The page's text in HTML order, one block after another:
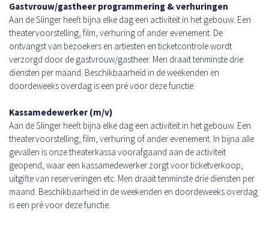
Gastvrouw/gastheer programmering & verhuringen
Aan de Slinger heeft bijna elke dag een activiteit in het gebouw. Een
theatervoorstelling, film, verhuring of ander evenement. De
ontvangst van bezoekers en artiesten en ticketcontrole wordt
verzorgd door de gastvrouw/gastheer. Men draait tenminste drie
diensten per maand. Beschikbaarheid in de weekenden en
doordeweeks overdag is een pré voor deze functie.
Kassamedewerker (m/v)
Aan de Slinger heeft bijna elke dag een activiteit in het gebouw. Een
theatervoorstelling, film, verhuring of ander evenement. In bijna alle
gevallen is onze theaterkassa voorafgaand aan de activiteit
geopend, waar een kassamedewerker zorgt voor ticketverkoop,
uitgifte van reserveringen etc. Men draait tenminste drie diensten per
maand. Beschikbaarheid in de weekenden en doordeweeks overdag
is een pré voor deze functie.